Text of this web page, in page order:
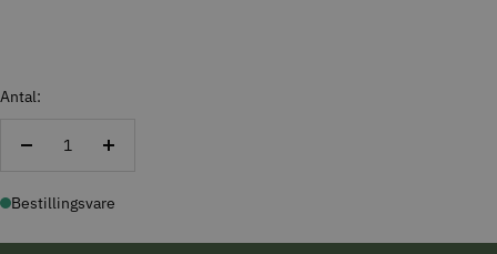
Antal:
Reducer
Forøg
Bestillingsvare